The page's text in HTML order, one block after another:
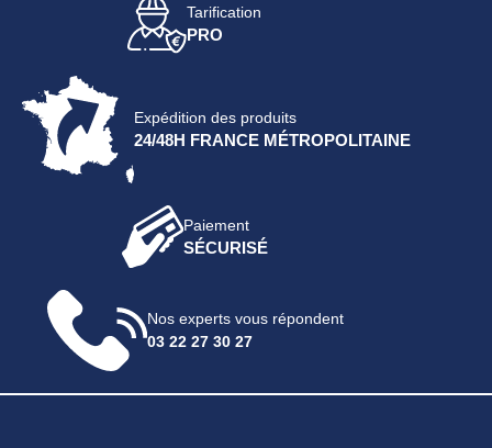
Tarification
PRO
Expédition des produits
24/48H FRANCE MÉTROPOLITAINE
Paiement
SÉCURISÉ
Nos experts vous répondent
03 22 27 30 27